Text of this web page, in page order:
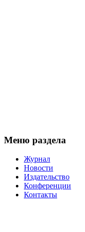
Меню раздела
Журнал
Новости
Издательство
Конференции
Контакты